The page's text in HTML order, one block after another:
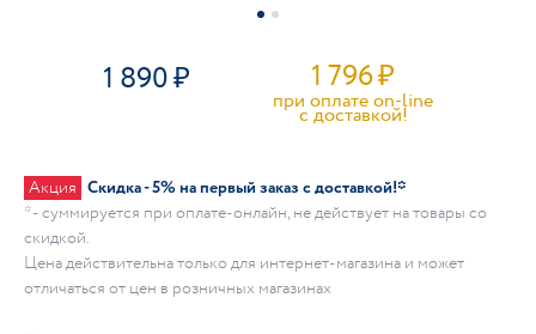
1 890 1 796₽
при оплате on-line
c доставкой!
Акция Скидка - 5% на первый заказ с доставкой!*
* - суммируется при оплате-онлайн, не действует на товары со
скидкой.
Цена действительна только для интернет-магазина и может
отличаться от цен в розничных магазинах